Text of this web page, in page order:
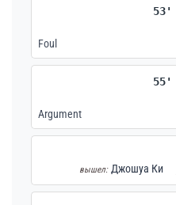
53'
Foul
55'
Argument
вышел: Джошуа Ки